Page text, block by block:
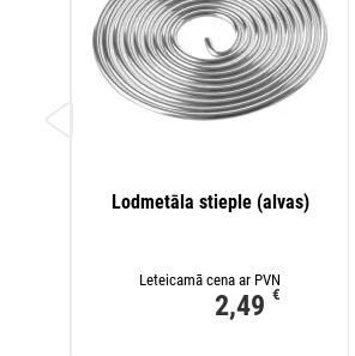
Lodmetāla stieple (alvas)
Leteicamā cena ar PVN
2,49 €